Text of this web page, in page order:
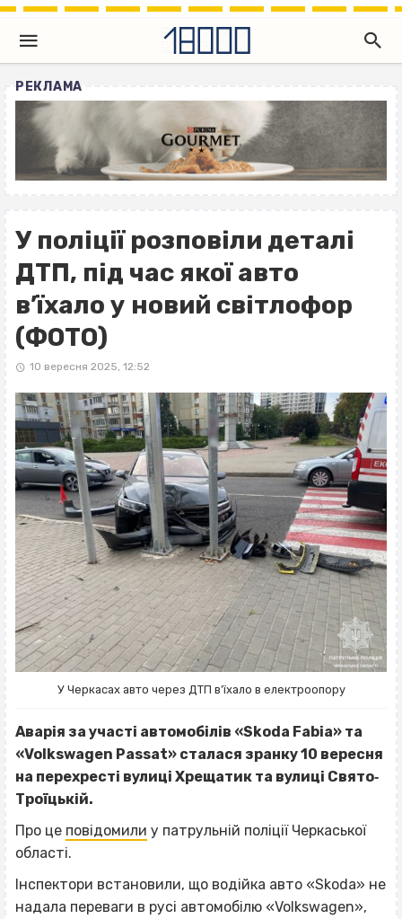
РЕКЛАМА
У поліції розповіли деталі
ДТП, під час якої авто
в’їхало у новий світлофор
(ФОТО)
10 вересня 2025, 12:52
У Черкасах авто через ДТП в’їхало в електроопору
Аварія за участі автомобілів «Skoda Fabia» та
«Volkswagen Passat» сталася зранку 10 вересня
на перехресті вулиці Хрещатик та вулиці Свято‐
Троїцькій.
Про це повідомили у патрульній поліції Черкаської
області.
Інспектори встановили, що водійка авто «Skoda» не
надала переваги в русі автомобілю «Volkswagen»,